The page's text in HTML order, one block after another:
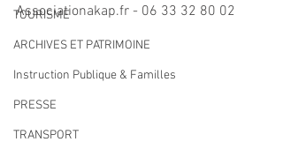
TOURISME
ARCHIVES ET PATRIMOINE
Instruction Publique & Familles
PRESSE
TRANSPORT
Associationakap.fr - 06 33 32 80 02